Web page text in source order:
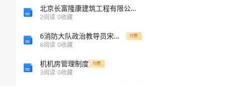
北京长富隆康建筑工程有限公司介绍企业发展分析报告
2阅读 0收藏
6消防大队政治教导员宋文博先进事迹 付费
6阅读 0收藏
机机房管理制度 付费
3阅读 0收藏